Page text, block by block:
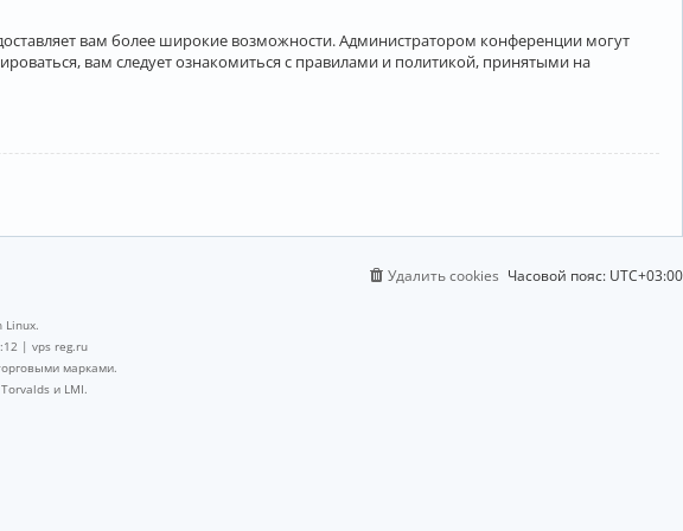
вам более широкие возможности. Администратором конференции могут
вам следует ознакомиться с правилами и политикой, принятыми на
Часовой пояс: UTC+03:00
Удалить cookies
Linux.
| vps reg.ru
марками.
и LMI.